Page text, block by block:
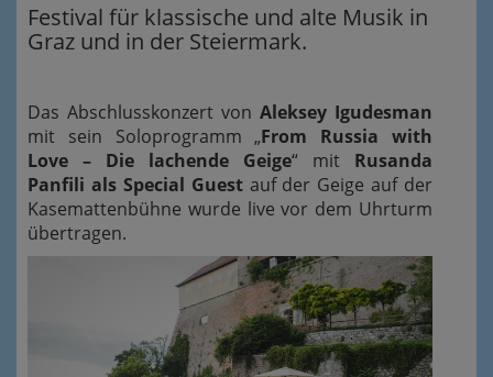
Festival für klassische und alte Musik in
Graz und in der Steiermark.
Das Abschlusskonzert von Aleksey Igudesman
mit sein Soloprogramm „From Russia with
Love – Die lachende Geige“ mit Rusanda
Panfili als Special Guestauf der Geige auf der
Kasemattenbühne wurde live vor dem Uhrturm
übertragen.